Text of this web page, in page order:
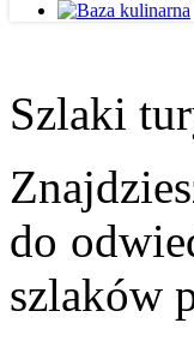
Szlaki
do
szlaków